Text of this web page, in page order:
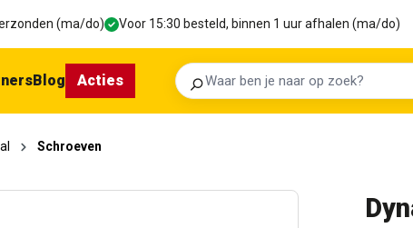
(ma/do) Voor 15:30 besteld, binnen 1 uur afhalen (ma/do)
Zoeken
Blog Acties
Schroeven